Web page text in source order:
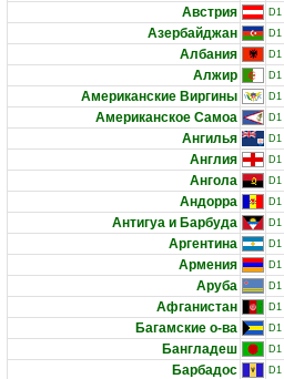
Австрия D1
Азербайджан D1
Албания D1
Алжир D1
Американские Виргины D1
Американское Самоа D1
Ангилья D1
Англия D1
Ангола D1
Андорра D1
Антигуа и Барбуда D1
Аргентина D1
Армения D1
Аруба D1
Афганистан D1
Багамские о-ва D1
Бангладеш D1
Барбадос D1